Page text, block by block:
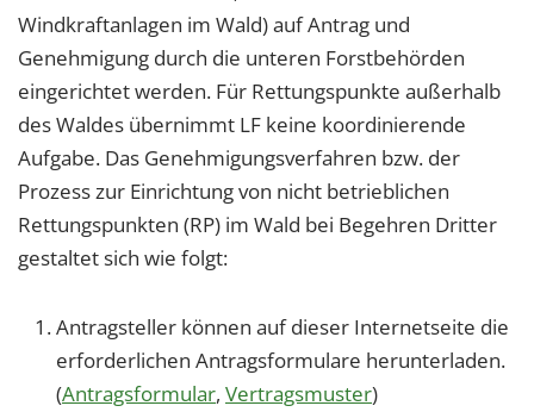
Windkraftanlagen im Wald) auf Antrag und
Genehmigung durch die unteren Forstbehörden
eingerichtet werden. Für Rettungspunkte außerhalb
des Waldes übernimmt LF keine koordinierende
Aufgabe. Das Genehmigungsverfahren bzw. der
Prozess zur Einrichtung von nicht betrieblichen
Rettungspunkten (RP) im Wald bei Begehren Dritter
gestaltet sich wie folgt:
Antragsteller können auf dieser Internetseite die
erforderlichen Antragsformulare herunterladen. ​​​​​
(Antragsformular, Vertragsmuster)